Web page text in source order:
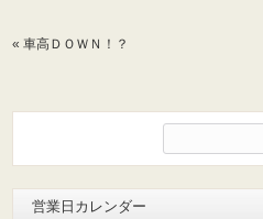
«車高ＤＯＷＮ！？
索:
営業日カレンダー